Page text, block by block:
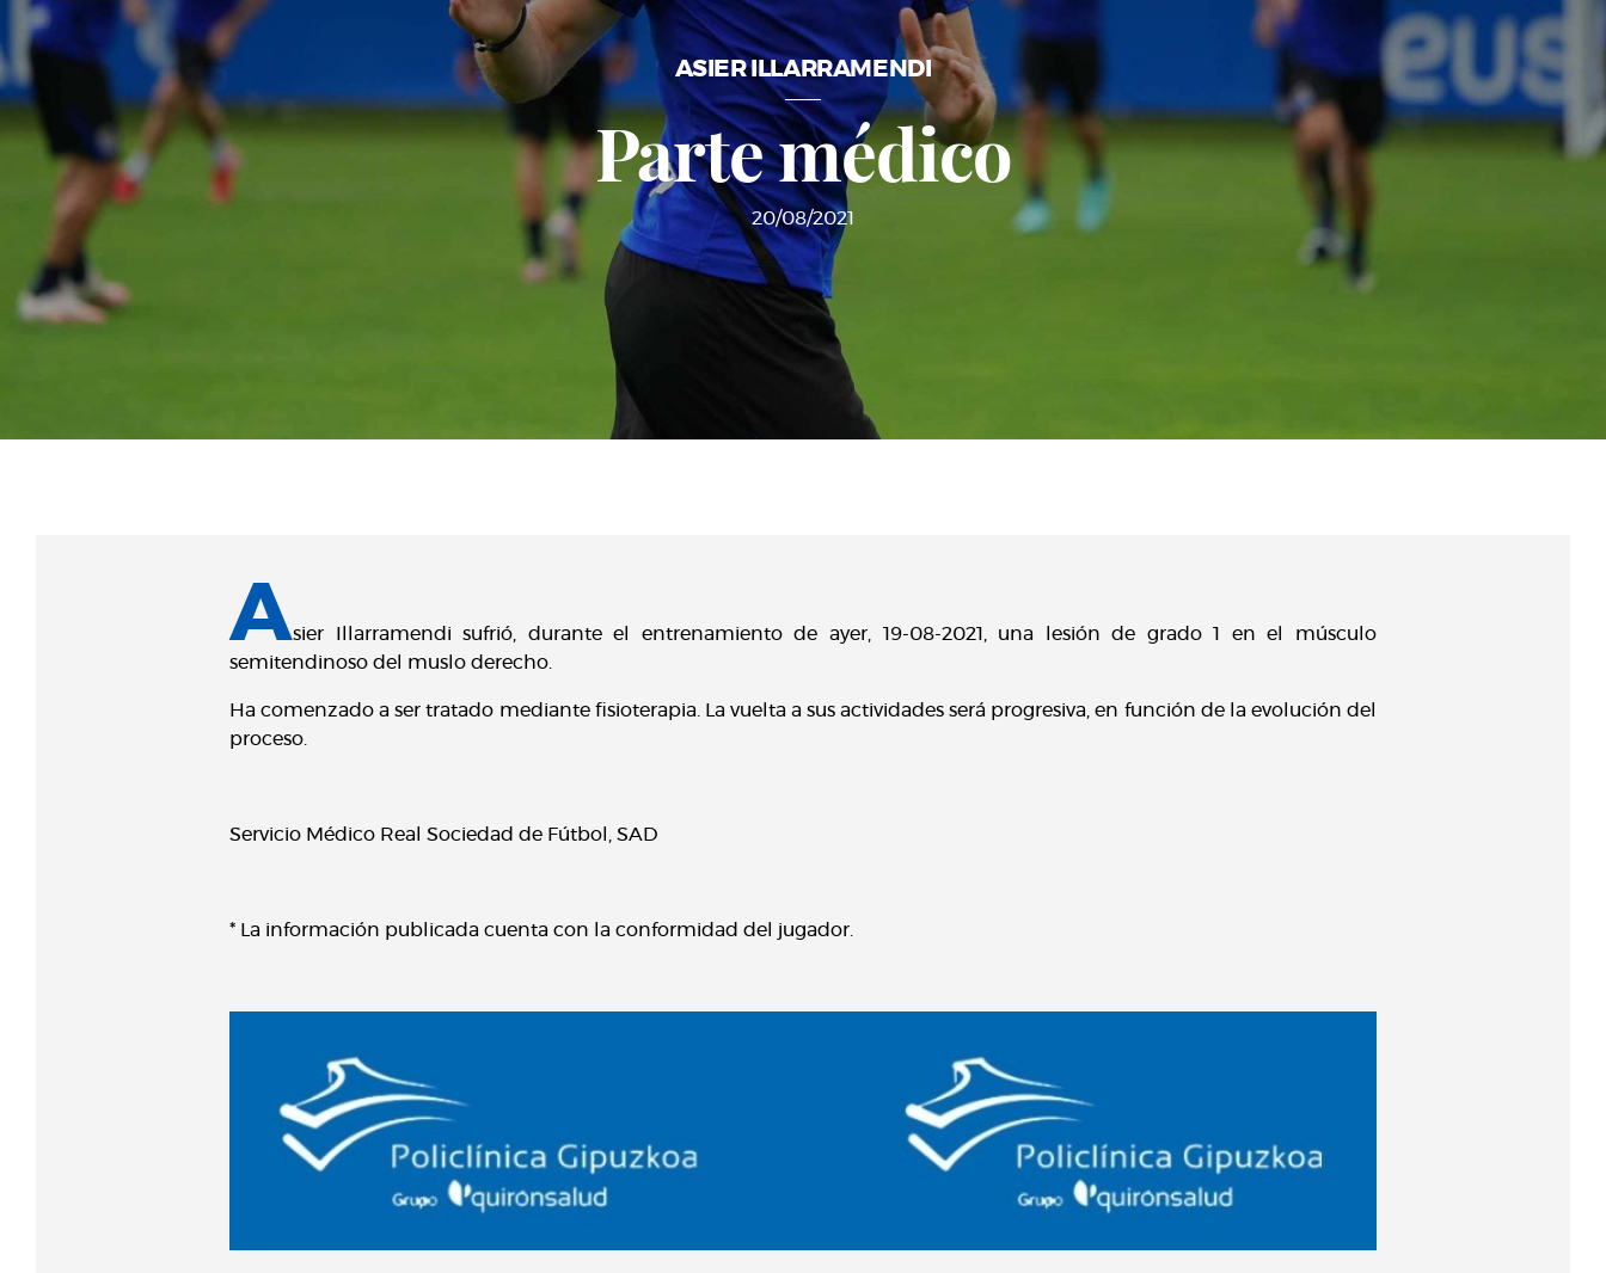
ASIER ILLARRAMENDI
Parte médico
20/08/2021
Asier Illarramendi sufrió, durante el entrenamiento de ayer, 19-08-2021, una lesión de grado 1 en el músculo
semitendinoso del muslo derecho.
Ha comenzado a ser tratado mediante fisioterapia. La vuelta a sus actividades será progresiva, en función de la evolución del
proceso.
Servicio Médico Real Sociedad de Fútbol, SAD
* La información publicada cuenta con la conformidad del jugador.